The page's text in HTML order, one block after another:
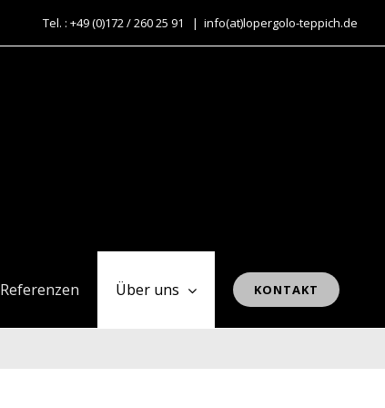
Tel. : +49 (0)172 / 260 25 91 | info(at)lopergolo-teppich.de
Referenzen Über uns KONTAKT